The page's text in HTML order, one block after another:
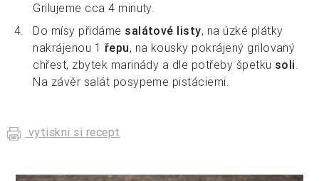
Grilujeme cca 4 minuty.
Do mísy přidáme salátové listy, na úzké plátky
nakrájenou 1 řepu, na kousky pokrájený grilovaný
chřest, zbytek marinády a dle potřeby špetku soli.
Na závěr salát posypeme pistáciemi.
vytiskni si recept